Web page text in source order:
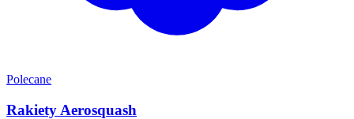
Polecane
Rakiety Aerosquash